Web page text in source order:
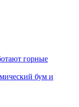
горные
бум и